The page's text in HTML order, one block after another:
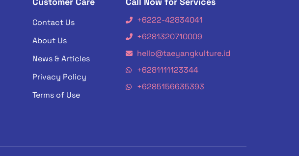
Contact Us
About Us
News & Articles
Privacy Policy
Terms of Use
+6222-42834041
+6281320710009
hello@taeyangkulture.id
+6281111123344
+6285156635393